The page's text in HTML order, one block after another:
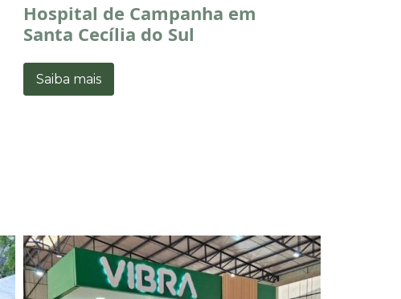
Hospital de Campanha em
Santa Cecília do Sul
Saiba mais